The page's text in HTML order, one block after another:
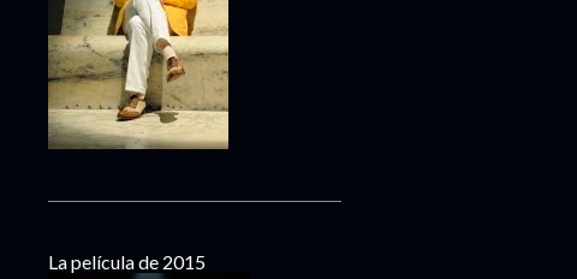
La película de 2015